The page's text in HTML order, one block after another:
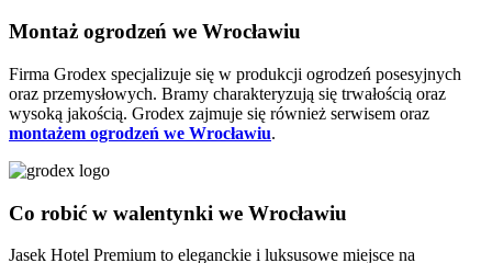
Montaż ogrodzeń we Wrocławiu
Firma Grodex specjalizuje się w produkcji ogrodzeń posesyjnych
oraz przemysłowych. Bramy charakteryzują się trwałością oraz
wysoką jakością. Grodex zajmuje się również serwisem oraz
montażem ogrodzeń we Wrocławiu.
Co robić w walentynki we Wrocławiu
Jasek Hotel Premium to eleganckie i luksusowe miejsce na